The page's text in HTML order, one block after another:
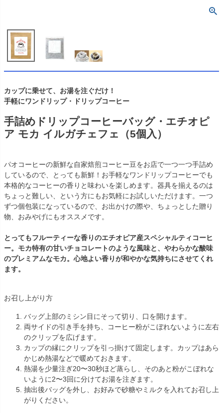
カップに乗せて、お湯を注ぐだけ！
手軽にワンドリップ・ドリップコーヒー
手詰めドリップコーヒーバッグ・エチオピ
ア モカ イルガチェフェ（5個入）
パオコーヒーの新鮮な自家焙煎コーヒー豆をお店で一つ一つ手詰め
しているので、とっても新鮮！お手軽なワンドリップコーヒーでも
本格的なコーヒーの香りと味わいを楽しめます。器具を揃えるのは
ちょっと難しい、という方にもお気軽にお試しいただけます。一つ
ずつ個包装になっているので、お出かけの際や、ちょっとした贈り
物、おみやげにもオススメです。
とってもフルーティーな香りのエチオピア産スペシャルティコーヒ
ー。モカ特有の甘いチョコレートのような風味と、やわらかな酸味
のプレミアムなモカ。心地よい香りが和やかな気持ちにさせてくれ
ます。
お召し上がり方
バッグ上部のミシン目にそって切り、口を開けます。
両サイドの引き手を持ち、コーヒー粉がこぼれないように左右
のクリップを広げます。
カップの縁にクリップを引っ掛けて固定します。カップはあら
かじめ熱湯などで暖めておきます。
熱湯を少量注ぎ20〜30秒ほど蒸らし、そのあと粉がこぼれな
いように2〜3回に分けてお湯を注ぎます。
抽出後バッグを外し、お好みで砂糖やミルクを入れてお召し上
がりください。